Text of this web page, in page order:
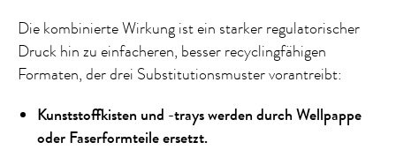
Die kombinierte Wirkung ist ein starker regulatorischer
Druck hin zu einfacheren, besser recyclingfähigen
Formaten, der drei Substitutionsmuster vorantreibt:
Kunststoffkisten und -trays werden durch Wellpappe
oder Faserformteile ersetzt.